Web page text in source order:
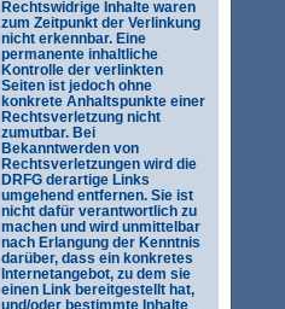
Rechtswidrige Inhalte waren
zum Zeitpunkt der Verlinkung
nicht erkennbar. Eine
permanente inhaltliche
Kontrolle der verlinkten
Seiten ist jedoch ohne
konkrete Anhaltspunkte einer
Rechtsverletzung nicht
zumutbar. Bei
Bekanntwerden von
Rechtsverletzungen wird die
DRFG derartige Links
umgehend entfernen. Sie ist
nicht dafür verantwortlich zu
machen und wird unmittelbar
nach Erlangung der Kenntnis
darüber, dass ein konkretes
Internetangebot, zu dem sie
einen Link bereitgestellt hat,